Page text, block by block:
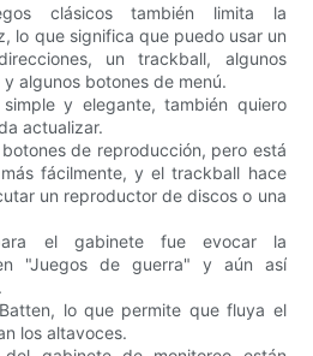
clásicos también limita la
lo que significa que puedo usar un
un trackball, algunos
algunos botones de menú.
y elegante, también quiero
actualizar.
de reproducción, pero está
fácilmente, y el trackball hace
un reproductor de discos o una
el gabinete fue evocar la
"Juegos de guerra" y aún así
lo que permite que fluya el
los altavoces.